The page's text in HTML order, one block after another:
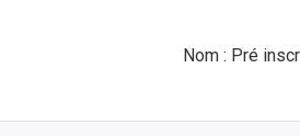
Nom : Pré